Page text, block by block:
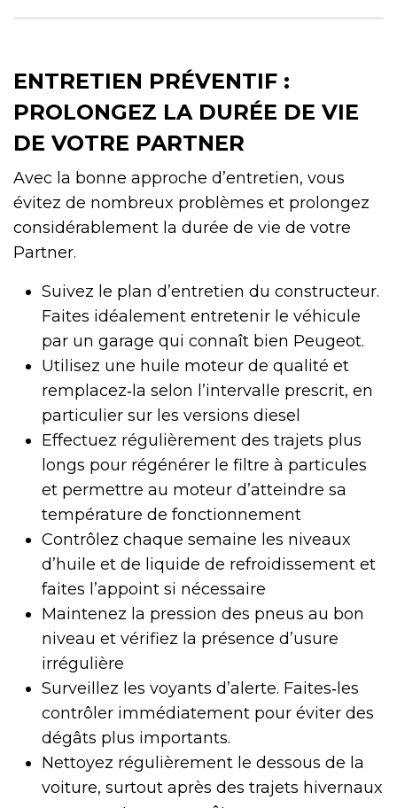
ENTRETIEN PRÉVENTIF :
PROLONGEZ LA DURÉE DE VIE
DE VOTRE PARTNER
Avec la bonne approche d’entretien, vous
évitez de nombreux problèmes et prolongez
considérablement la durée de vie de votre
Partner.
Suivez le plan d’entretien du constructeur.
Faites idéalement entretenir le véhicule
par un garage qui connaît bien Peugeot.
Utilisez une huile moteur de qualité et
remplacez‑la selon l’intervalle prescrit, en
particulier sur les versions diesel
Effectuez régulièrement des trajets plus
longs pour régénérer le filtre à particules
et permettre au moteur d’atteindre sa
température de fonctionnement
Contrôlez chaque semaine les niveaux
d’huile et de liquide de refroidissement et
faites l’appoint si nécessaire
Maintenez la pression des pneus au bon
niveau et vérifiez la présence d’usure
irrégulière
Surveillez les voyants d’alerte. Faites‑les
contrôler immédiatement pour éviter des
dégâts plus importants.
Nettoyez régulièrement le dessous de la
voiture, surtout après des trajets hivernaux